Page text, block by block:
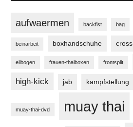
aufwaermen backfist bag
beinarbeit boxhandschuhe cross
ellbogen frauen-thaiboxen frontsplit
high-kick jab kampfstellung
muay-thai-dvd muay thai